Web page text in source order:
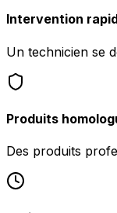
Intervention
Un technicien se
Produits
Des produits